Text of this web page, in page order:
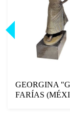
GEORGINA
FARÍAS